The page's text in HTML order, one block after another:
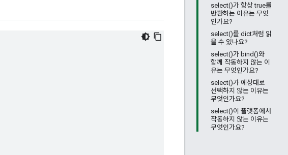
select()가 항상 true를
반환하는 이유는 무엇
인가요?
select()를 dict처럼 읽
을 수 있나요?
select()가 bind()와
함께 작동하지 않는 이
유는 무엇인가요?
select()가 예상대로
선택하지 않는 이유는
무엇인가요?
select()이 플랫폼에서
작동하지 않는 이유는
무엇인가요?